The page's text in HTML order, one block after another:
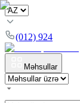
(012) 924
Məhsullar